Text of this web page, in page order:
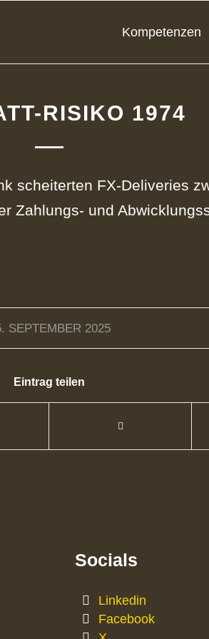
Kompetenzen
RISIKO 1974
scheiterten FX‑Deliveries
Zahlungs‑ und
SEPTEMBER 2025
Eintrag teilen
Socials
Linkedin
Facebook